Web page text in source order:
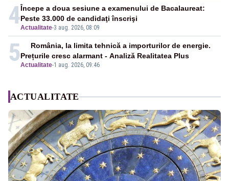
4Actualitate-3 aug. 2026, 08:09
Începe a doua sesiune a examenului de Bacalaureat:
Peste 33.000 de candidaţi înscrişi
5Actualitate-1 aug. 2026, 09:46
România, la limita tehnică a importurilor de energie.
Prețurile cresc alarmant - Analiză Realitatea Plus
ACTUALITATE